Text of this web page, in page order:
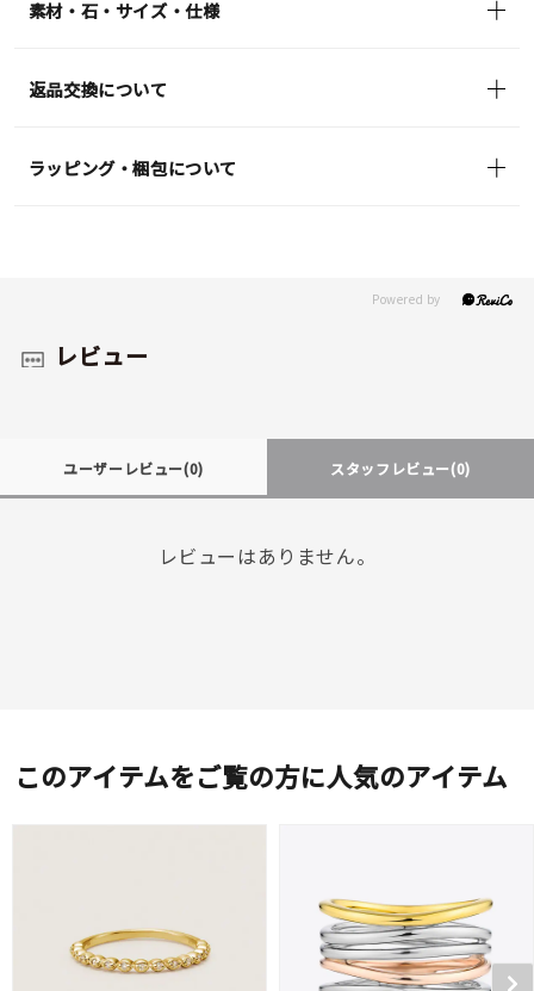
素材・石・サイズ・仕様
返品交換について
ラッピング・梱包について
レビュー
ユーザーレビュー(0) スタッフレビュー(0)
レビューはありません。
このアイテムをご覧の方に人気のアイテム